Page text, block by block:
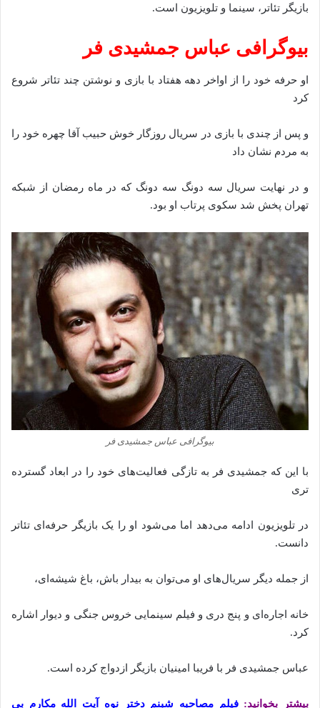
بازیگر تئاتر، سینما و تلویزیون است.
بیوگرافی عباس جمشیدی فر
او حرفه خود را از اواخر دهه هفتاد با بازی و نوشتن چند تئاتر شروع
کرد
و پس از چندی با بازی در سریال روزگار خوش حبیب آقا چهره خود را
به مردم نشان داد
و در نهایت سریال سه دونگ سه دونگ که در ماه رمضان از شبکه
تهران پخش شد سکوی پرتاب او بود.
بیوگرافی عباس جمشیدی فر
با این که جمشیدی فر به تازگی فعالیت‌های خود را در ابعاد گسترده
تری
در تلویزیون ادامه می‌دهد اما می‌شود او را یک بازیگر حرفه‌ای تئاتر
دانست.
از جمله دیگر سریال‌های او می‌توان به بیدار باش، باغ شیشه‌ای،
خانه اجاره‌ای و پنج دری و فیلم سینمایی خروس جنگی و دیوار اشاره
کرد.
عباس جمشیدی فر با فریبا امینیان بازیگر ازدواج کرده است.
بیشتر بخوانید:فیلم مصاحبه شبنم دختر نوه آیت الله مکارم بی